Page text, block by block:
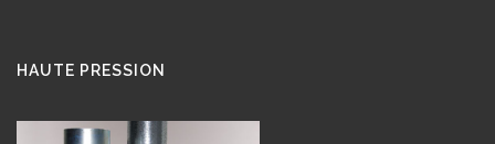
HAUTE PRESSION